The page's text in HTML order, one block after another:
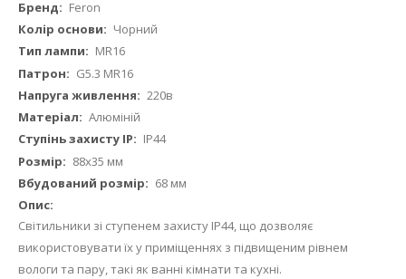
ДокладнішеFeron
Чорний
MR16
G5.3 MR16
220в
Алюміній
IP44
88х35 мм
68 мм
Світильники зі ступенем захисту IР44, що дозволяє
використовувати їх у приміщеннях з підвищеним рівнем
вологи та пару, такі як ванні кімнати та кухні.